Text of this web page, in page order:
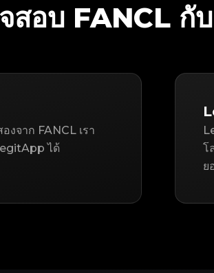
สอบ FANCL กั
จาก FANCL เรา
ได้
โ
ย